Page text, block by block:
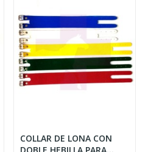
COLLAR DE LONA CON